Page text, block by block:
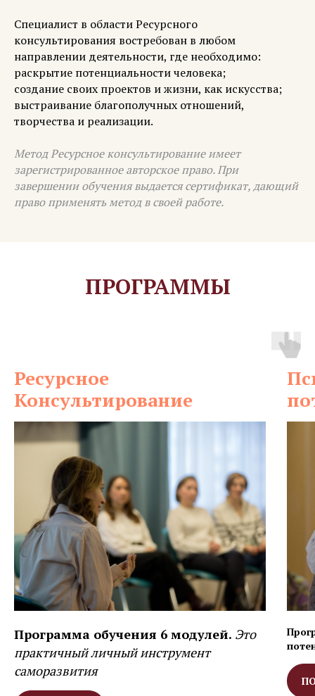
Специалист в области Ресурсного
консультирования востребован в любом
направлении деятельности, где необходимо:
раскрытие потенциальности человека;
создание своих проектов и жизни, как искусства;
выстраивание благополучных отношений,
творчества и реализации.
Метод Ресурсное консультирование имеет
зарегистрированное авторское право. При
завершении обучения выдается сертификат, дающий
право применять метод в своей работе.
ПРОГРАММЫ
Ресурсное
Консультирование
Программа обучения 6 модулей. Это
практичный личный инструмент
саморазвития